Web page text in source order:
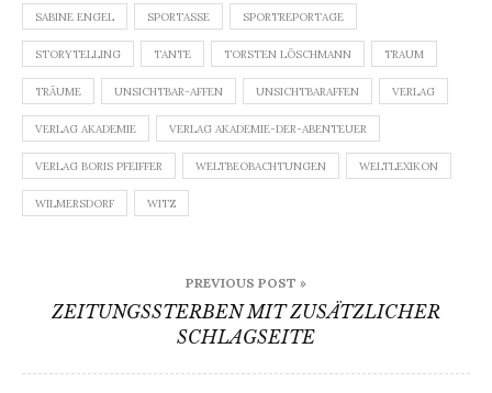
SABINE ENGEL SPORTASSE SPORTREPORTAGE
STORYTELLING TANTE TORSTEN LÖSCHMANN TRAUM
TRÄUME UNSICHTBAR-AFFEN UNSICHTBARAFFEN VERLAG
VERLAG AKADEMIE VERLAG AKADEMIE-DER-ABENTEUER
VERLAG BORIS PFEIFFER WELTBEOBACHTUNGEN WELTLEXIKON
WILMERSDORF WITZ
PREVIOUS POST »
ZEITUNGSSTERBEN MIT ZUSÄTZLICHER
SCHLAGSEITE